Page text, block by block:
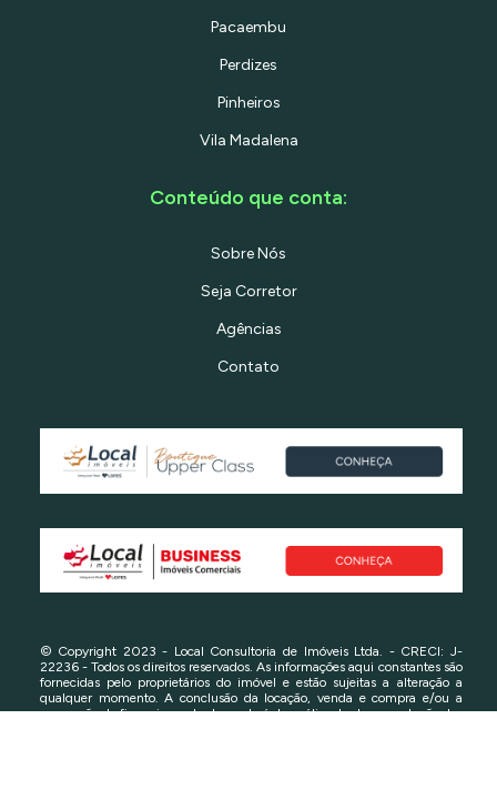
São Paulo, onde você faz tudo a pé. Mais
arte pronta para morar. Agende sua
Pacaembu
Perdizes
Pinheiros
Vila Madalena
Conteúdo que conta:
Sobre Nós
Seja Corretor
Agências
Contato
© Copyright 2023 - Local Consultoria de Imóveis Ltda. - CRECI: J-
22236 - Todos os direitos reservados. As informações aqui constantes são
fornecidas pelo proprietários do imóvel e estão sujeitas a alteração a
qualquer momento. A conclusão da locação, venda e compra e/ou a
concessão de financiamento dependerá da análise da documentação das